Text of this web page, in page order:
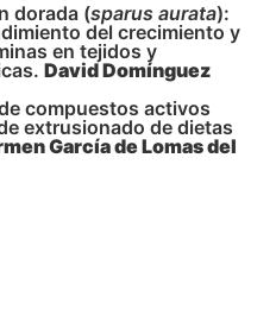
dorada (sparus aurata):
del crecimiento y
en tejidos y
David Domínguez
compuestos activos
extrusionado de dietas
García de Lomas del